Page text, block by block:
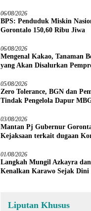
06/08/2026
BPS: Penduduk Miskin
Gorontalo 150,60 Ribu Jiwa
06/08/2026
Mengenal Kakao, Tanaman
yang Akan Disalurkan
05/08/2026
Zero Tolerance, BGN dan
Tindak Pengelola Dapur
03/08/2026
Mantan Pj Gubernur
Kejaksaan terkait dugaan
01/08/2026
Langkah Mungil Azkayra
Kenalkan Karawo Sejak Dini
Liputan Khusus